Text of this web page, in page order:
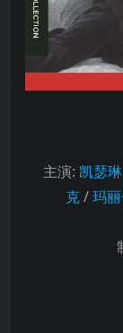
主演: 凯瑟
克/玛